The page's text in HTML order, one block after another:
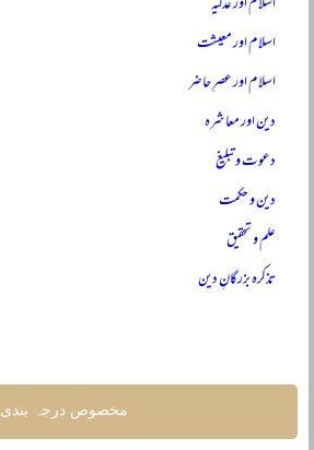
اسلام اور معیشت
اسلام اور عصرِ حاضر
دین اور معاشرہ
دعوت و تبلیغ
دین و حکمت
علم و تحقیق
تذکرہ بزرگانِ دین
مخصوص درجہ بندی